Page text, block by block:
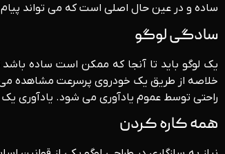
ساده و در عین حال اصلی است که می تواند پیام
سادگی لوگو
یک لوگو باید تا آنجا که ممکن است ساده
خلاصه از طریق یک خودروی پرسرعت مشاهده می
راحتی توسط عموم یادآوری می شود. یادآوری یک
همه کاره کردن